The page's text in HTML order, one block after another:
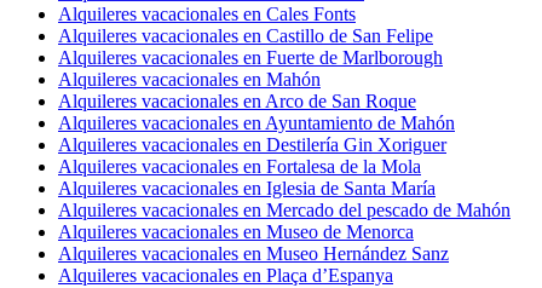
Alquileres vacacionales en Cales Fonts
Alquileres vacacionales en Castillo de San Felipe
Alquileres vacacionales en Fuerte de Marlborough
Alquileres vacacionales en Mahón
Alquileres vacacionales en Arco de San Roque
Alquileres vacacionales en Ayuntamiento de Mahón
Alquileres vacacionales en Destilería Gin Xoriguer
Alquileres vacacionales en Fortalesa de la Mola
Alquileres vacacionales en Iglesia de Santa María
Alquileres vacacionales en Mercado del pescado de Mahón
Alquileres vacacionales en Museo de Menorca
Alquileres vacacionales en Museo Hernández Sanz
Alquileres vacacionales en Plaça d’Espanya